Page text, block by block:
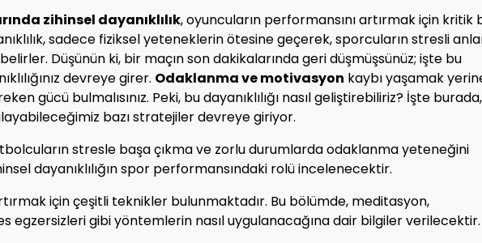
zihinsel dayanıklılık, oyuncuların performansını artırmak için kritik
sadece fiziksel yeteneklerin ötesine geçerek, sporcuların stresli
Düşünün ki, bir maçın son dakikalarında geri düşmüşsünüz; işte bu
devreye girer. Odaklanma ve motivasyon kaybı yaşamak
gücü bulmalısınız. Peki, bu dayanıklılığı nasıl geliştirebiliriz? İşte burada,
bazı stratejiler devreye giriyor.
stresle başa çıkma ve zorlu durumlarda odaklanma yeteneğini
dayanıklılığın spor performansındaki rolü incelenecektir.
için çeşitli teknikler bulunmaktadır. Bu bölümde, meditasyon,
egzersizleri gibi yöntemlerin nasıl uygulanacağına dair bilgiler verilecektir.